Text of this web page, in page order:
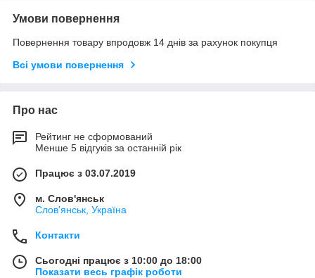
Умови повернення
Повернення товару впродовж 14 днів за рахунок покупця
Всі умови повернення
Про нас
Рейтинг не сформований
Менше 5 відгуків за останній рік
Працює з 03.07.2019
м. Слов'янськ
Слов'янськ, Україна
Контакти
Сьогодні працює з 10:00 до 18:00
Показати весь графік роботи